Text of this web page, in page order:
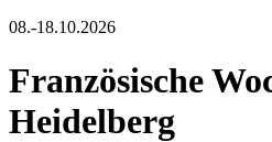
08.-18.10.2026
Französische
Heidelberg